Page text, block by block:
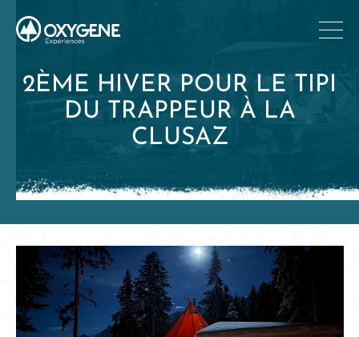
2ÈME HIVER POUR LE TIPI
DU TRAPPEUR À LA
CLUSAZ